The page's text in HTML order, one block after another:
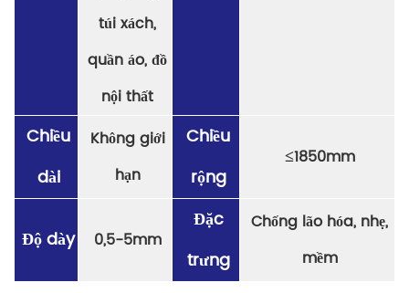
túi xách,
quần áo, đồ
nội thất
Chiều
dài
Không giới
hạn
Chiều
rộng
≤1850mm
Độ dày 0,5-5mm
Đặc
trưng
Chống lão hóa, nhẹ,
mềm